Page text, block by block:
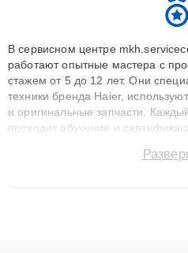
В сервисном центре
работают опытные мастера с
стажем от 5 до 12 лет. Они
техники бренда Haier,
и оригинальные запчасти.
проходит обучение и
сохранением гарантии до 3